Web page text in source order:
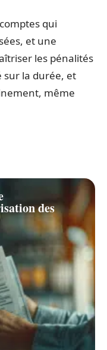
qui
et une
les pénalités
sur la durée, et
même
des